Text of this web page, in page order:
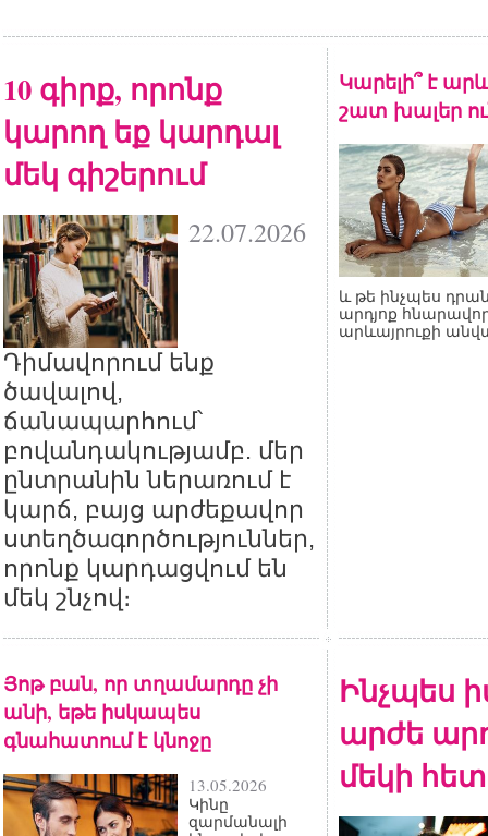
10 գիրք, որոնք
կարող եք կարդալ
մեկ գիշերում
22.07.2026
Դիմավորում ենք
ծավալով,
ճանապարհում՝
բովանդակությամբ. մեր
ընտրանին ներառում է
կարճ, բայց արժեքավոր
ստեղծագործություններ,
որոնք կարդացվում են
մեկ շնչով։
Կարելի՞ է
շատ խալեր
և թե ինչպես
արդյոք
արևայրուքի
Յոթ բան, որ տղամարդը չի
անի, եթե իսկապես
գնահատում է կնոջը
13.05.2026
Կինը
զարմանալի
Ինչպես
արժե
մեկի